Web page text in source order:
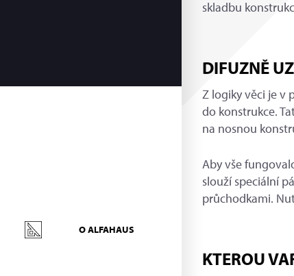
O ALFAHAUS
skladbu
DIFUZNĚ
Z logiky věci je v
do konstrukce.
na nosnou
Aby vše
slouží speciální
průchodkami.
KTEROU